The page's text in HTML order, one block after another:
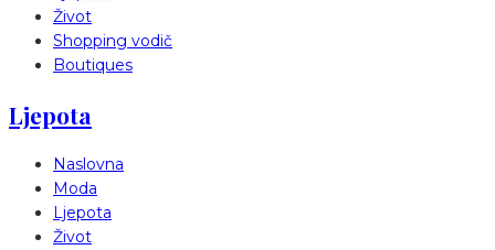
Život
Shopping vodič
Boutiques
Ljepota
Naslovna
Moda
Ljepota
Život